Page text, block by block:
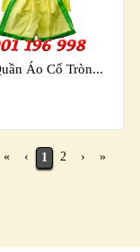
Áo Cổ Tròn...
« ‹ 1 2 › »